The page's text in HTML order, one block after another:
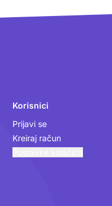
Korisnici
Prijavi se
Kreiraj račun